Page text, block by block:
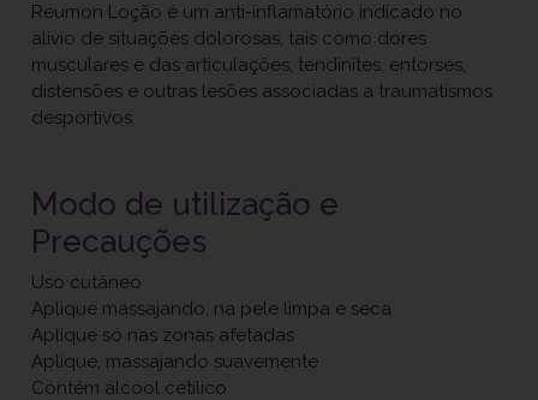
Reumon Loção é um anti-inflamatório indicado no
alívio de situações dolorosas, tais como dores
musculares e das articulações, tendinites, entorses,
distensões e outras lesões associadas a traumatismos
desportivos.
Modo de utilização e
Precauções
Uso cutâneo
Aplique massajando, na pele limpa e seca
Aplique só nas zonas afetadas
Aplique, massajando suavemente
Contém álcool cetílico